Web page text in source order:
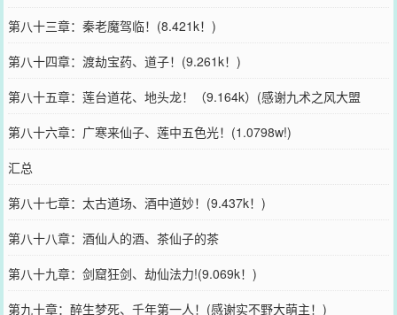
第八十三章：秦老魔驾临！(8.421k！)
第八十四章：渡劫宝药、道子！(9.261k！)
第八十五章：莲台道花、地头龙！（9.164k）(感谢九术之风大盟
主！)
第八十六章：广寒来仙子、莲中五色光！(1.0798w!)
汇总
第八十七章：太古道场、酒中道妙！(9.437k！)
第八十八章：酒仙人的酒、茶仙子的茶
第八十九章：剑窟狂剑、劫仙法力!(9.069k！)
第九十章：醉生梦死、千年第一人！(感谢实不野大萌主！)